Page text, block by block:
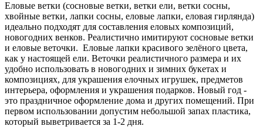
Еловые ветки (сосновые ветки, ветки ели, ветки сосны,
хвойные ветки, лапки сосны, еловые лапки, еловая гирлянда)
идеально подходят для составления еловых композиций,
новогодних венков. Реалистично имитируют сосновые ветки
и еловые веточки. Еловые лапки красивого зелёного цвета,
как у настоящей ели. Веточки реалистичного размера и их
удобно использовать в новогодних и зимних букетах и
композициях, для украшения елочных игрушек, предметов
интерьера, оформления и украшения подарков. Новый год -
это праздничное оформление дома и других помещений. При
первом использовании допустим небольшой запах пластика,
который выветривается за 1-2 дня.